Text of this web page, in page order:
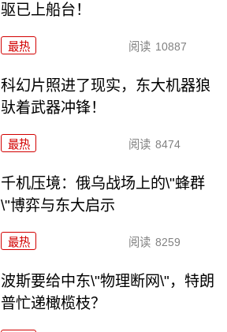
驱已上船台！
最热 阅读 10887
科幻片照进了现实，东大机器狼
驮着武器冲锋！
最热 阅读 8474
千机压境：俄乌战场上的\"蜂群
\"博弈与东大启示
最热 阅读 8259
波斯要给中东\"物理断网\"，特朗
普忙递橄榄枝？